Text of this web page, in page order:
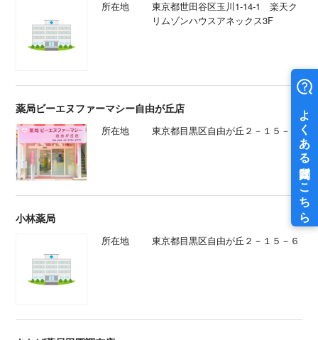
所在地
東京都世田谷区玉川1-14-1 楽天ク
リムゾンハウスアネックス3F
薬局ビーエヌファーマシー自由が丘店
所在地 東京都目黒区自由が丘２－１５－６
小林薬局
所在地 東京都目黒区自由が丘２－１５－６